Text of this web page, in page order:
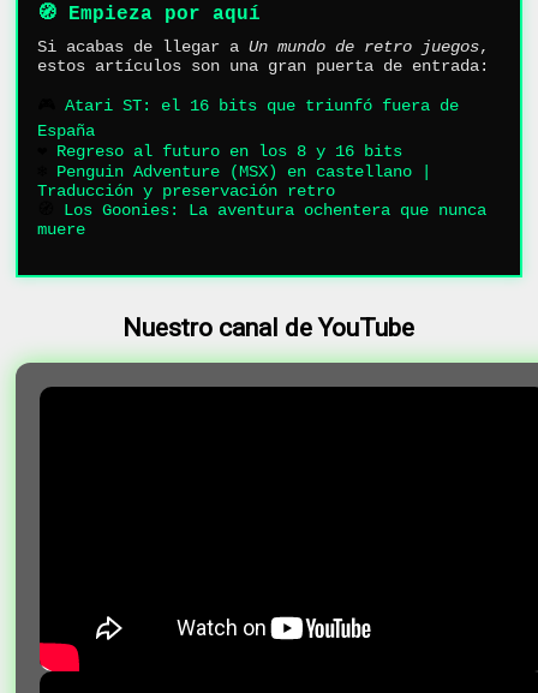
🧭 Empieza por aquí
Si acabas de llegar aUn mundo de retro juegos,
estos artículos son una gran puerta de entrada:
🎮Atari ST: el 16 bits que triunfó fuera de
España
Regreso al futuro en los 8 y 16 bits
Penguin Adventure (MSX) en castellano |
Traducción y preservación retro
Los Goonies: La aventura ochentera que nunca
muere
Nuestro canal de YouTube